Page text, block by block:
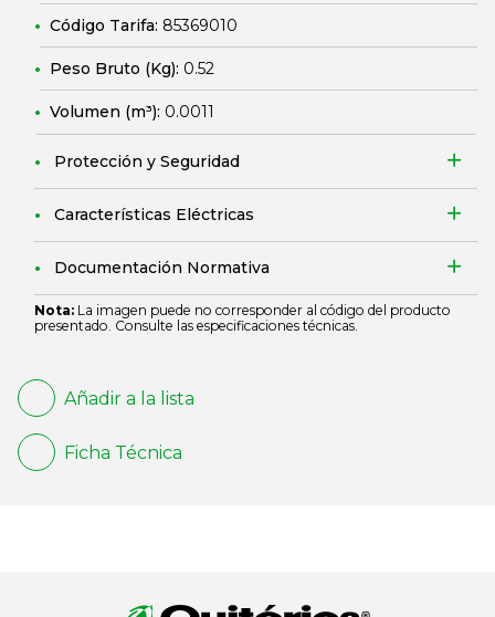
Código Tarifa: 85369010
Peso Bruto (Kg): 0.52
Volumen (m³): 0.0011
Protección y Seguridad
Características Eléctricas
Documentación Normativa
Nota: La imagen puede no corresponder al código del producto
presentado. Consulte las especificaciones técnicas.
Añadir a la lista
Ficha Técnica